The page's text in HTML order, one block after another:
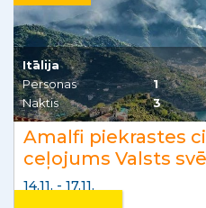
Itālija
Personas
1
Naktis
3
Amalfi piekrastes
ceļojums Valsts
14.11. - 17.11.